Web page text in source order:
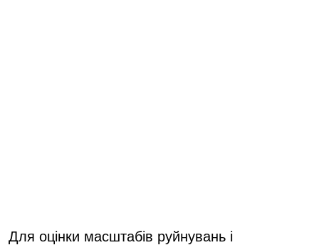
Для оцінки масштабів руйнувань і